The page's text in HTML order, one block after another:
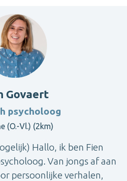
Govaert
psycholoog
(O.-Vl.) (2km)
Hallo, ik ben Fien
Van jongs af aan
persoonlijke verhalen,